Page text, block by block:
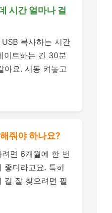
시간 얼마나 걸
복사하는 시간
이트하는 건 30분
아요. 시동 켜놓고
줘야 하나요?
면 6개월에 한 번
좋더라고요. 특히
길 잘 찾으려면 필